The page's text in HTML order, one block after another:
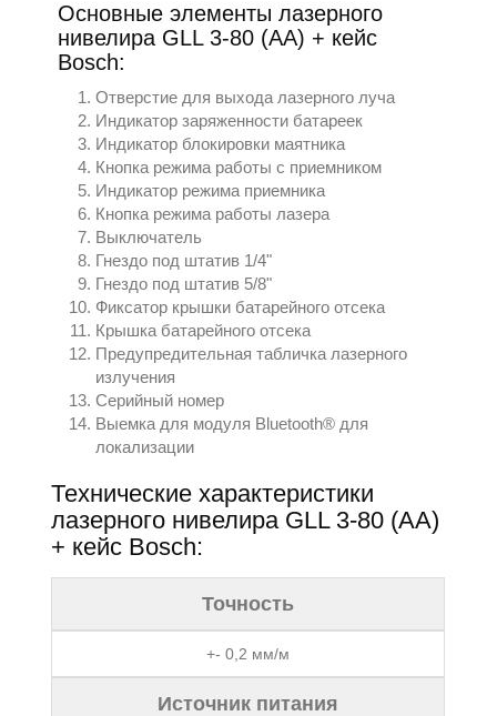
Основные элементы лазерного
нивелира GLL 3-80 (AA) + кейс
Bosch:
Отверстие для выхода лазерного луча
Индикатор заряженности батареек
Индикатор блокировки маятника
Кнопка режима работы с приемником
Индикатор режима приемника
Кнопка режима работы лазера
Выключатель
Гнездо под штатив 1/4"
Гнездо под штатив 5/8"
Фиксатор крышки батарейного отсека
Крышка батарейного отсека
Предупредительная табличка лазерного
излучения
Серийный номер
Выемка для модуля Bluetooth® для
локализации
Технические характеристики
лазерного нивелира GLL 3-80 (AA)
+ кейс Bosch:
Точность
+- 0,2 мм/м
Источник питания